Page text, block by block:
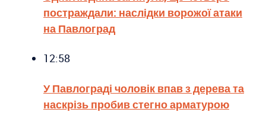
постраждали: наслідки ворожої атаки
на Павлоград
12:58
У Павлограді чоловік впав з дерева та
наскрізь пробив стегно арматурою